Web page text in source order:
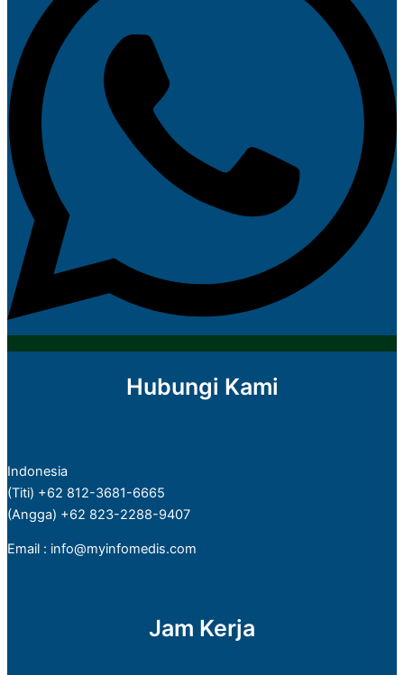
Hubungi Kami
Indonesia
(Titi) +62 812-3681-6665
(Angga) +62 823-2288-9407
Email : info@myinfomedis.com
Jam Kerja